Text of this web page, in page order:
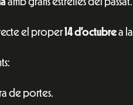
el proper14 d’octubrea la
de portes.